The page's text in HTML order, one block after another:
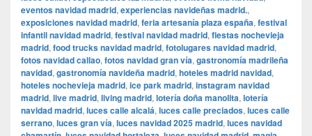
eventos navidad madrid, experiencias navideñas madrid.,
exposiciones navidad madrid, feria artesanía plaza españa, festival
infantil navidad madrid, festival navidad madrid, fiestas nochevieja
madrid, food trucks navidad madrid, fotolugares navidad madrid,
fotos navidad callao, fotos navidad gran vía, gastronomía madrileña
navidad, gastronomía navideña madrid, hoteles madrid navidad,
hoteles nochevieja madrid, ice park madrid, instagram navidad
madrid, live madrid, living madrid, lotería doña manolita, lotería
navidad madrid, luces calle alcalá, luces calle preciados, luces calle
serrano, luces gran vía, luces navidad 2025 madrid, luces navidad